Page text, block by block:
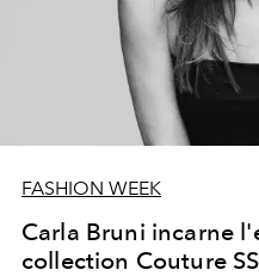
FASHION WEEK
Carla Bruni incarne
collection Couture